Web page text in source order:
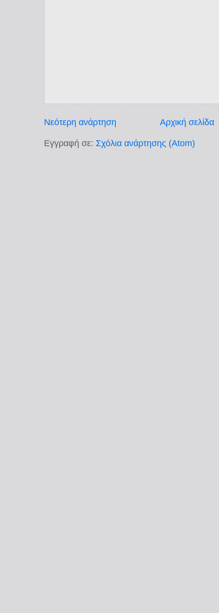
Νεότερη ανάρτηση Αρχική σελίδα
Εγγραφή σε: Σχόλια ανάρτησης (Atom)